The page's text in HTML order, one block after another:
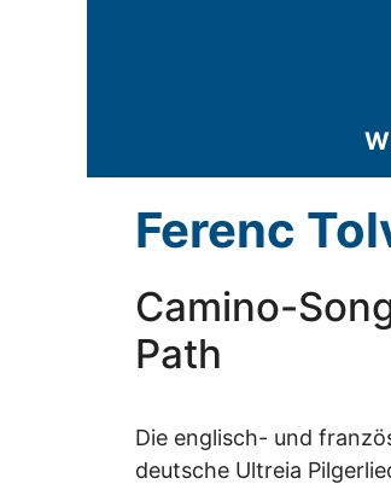
Ferenc
Camino-
Path
Die englisch- und
deutsche Ultreia